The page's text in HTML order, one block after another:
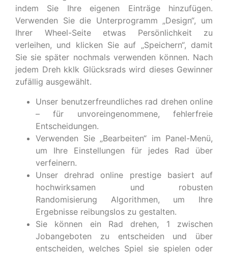
indem Sie Ihre eigenen Einträge hinzufügen.
Verwenden Sie die Unterprogramm „Design“, um
Ihrer Wheel-Seite etwas Persönlichkeit zu
verleihen, und klicken Sie auf „Speichern“, damit
Sie sie später nochmals verwenden können. Nach
jedem Dreh kklk Glücksrads wird dieses Gewinner
zufällig ausgewählt.
Unser benutzerfreundliches rad drehen online
– für unvoreingenommene, fehlerfreie
Entscheidungen.
Verwenden Sie „Bearbeiten“ im Panel-Menü,
um Ihre Einstellungen für jedes Rad über
verfeinern.
Unser drehrad online prestige basiert auf
hochwirksamen und robusten
Randomisierung Algorithmen, um Ihre
Ergebnisse reibungslos zu gestalten.
Sie können ein Rad drehen, 1 zwischen
Jobangeboten zu entscheiden und über
entscheiden, welches Spiel sie spielen oder